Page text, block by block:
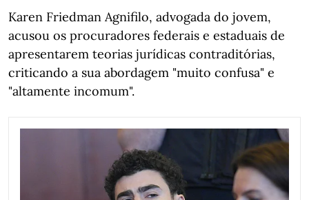
Karen Friedman Agnifilo, advogada do jovem,
acusou os procuradores federais e estaduais de
apresentarem teorias jurídicas contraditórias,
criticando a sua abordagem "muito confusa" e
"altamente incomum".